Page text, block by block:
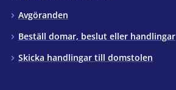
Avgöranden
Beställ domar, beslut eller handlingar
Skicka handlingar till domstolen